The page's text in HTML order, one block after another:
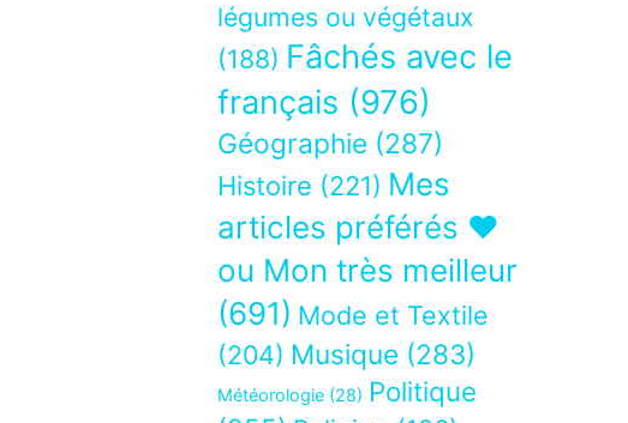
légumes ou végétaux
(188) Fâchés avec le
français (976)
Géographie (287)
Histoire (221) Mes
articles préférés ❤
ou Mon très meilleur
(691) Mode et Textile
(204) Musique (283)
Météorologie (28) Politique